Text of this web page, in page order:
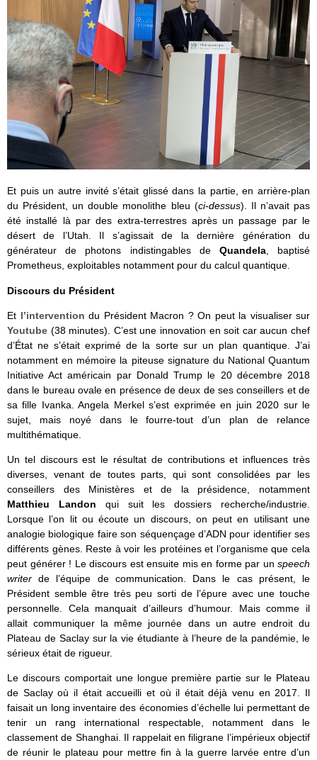
Et puis un autre invité s’était glissé dans la partie, en arrière-plan
du Président, un double monolithe bleu (ci-dessus). Il n’avait pas
été installé là par des extra-terrestres après un passage par le
désert de l’Utah. Il s’agissait de la dernière génération du
générateur de photons indistingables de Quandela, baptisé
Prometheus, exploitables notamment pour du calcul quantique.
Discours du Président
Et l’intervention du Président Macron ? On peut la visualiser sur
Youtube (38 minutes). C’est une innovation en soit car aucun chef
d’État ne s’était exprimé de la sorte sur un plan quantique. J’ai
notamment en mémoire la piteuse signature du National Quantum
Initiative Act américain par Donald Trump le 20 décembre 2018
dans le bureau ovale en présence de deux de ses conseillers et de
sa fille Ivanka. Angela Merkel s’est exprimée en juin 2020 sur le
sujet, mais noyé dans le fourre-tout d’un plan de relance
multithématique.
Un tel discours est le résultat de contributions et influences très
diverses, venant de toutes parts, qui sont consolidées par les
conseillers des Ministères et de la présidence, notamment
Matthieu Landon qui suit les dossiers recherche/industrie.
Lorsque l’on lit ou écoute un discours, on peut en utilisant une
analogie biologique faire son séquençage d’ADN pour identifier ses
différents gènes. Reste à voir les protéines et l’organisme que cela
peut générer ! Le discours est ensuite mis en forme par un speech
writer de l’équipe de communication. Dans le cas présent, le
Président semble être très peu sorti de l’épure avec une touche
personnelle. Cela manquait d’ailleurs d’humour. Mais comme il
allait communiquer la même journée dans un autre endroit du
Plateau de Saclay sur la vie étudiante à l’heure de la pandémie, le
sérieux était de rigueur.
Le discours comportait une longue première partie sur le Plateau
de Saclay où il était accueilli et où il était déjà venu en 2017. Il
faisait un long inventaire des économies d’échelle lui permettant de
tenir un rang international respectable, notamment dans le
classement de Shanghai. Il rappelait en filigrane l’impérieux objectif
de réunir le plateau pour mettre fin à la guerre larvée entre d’un